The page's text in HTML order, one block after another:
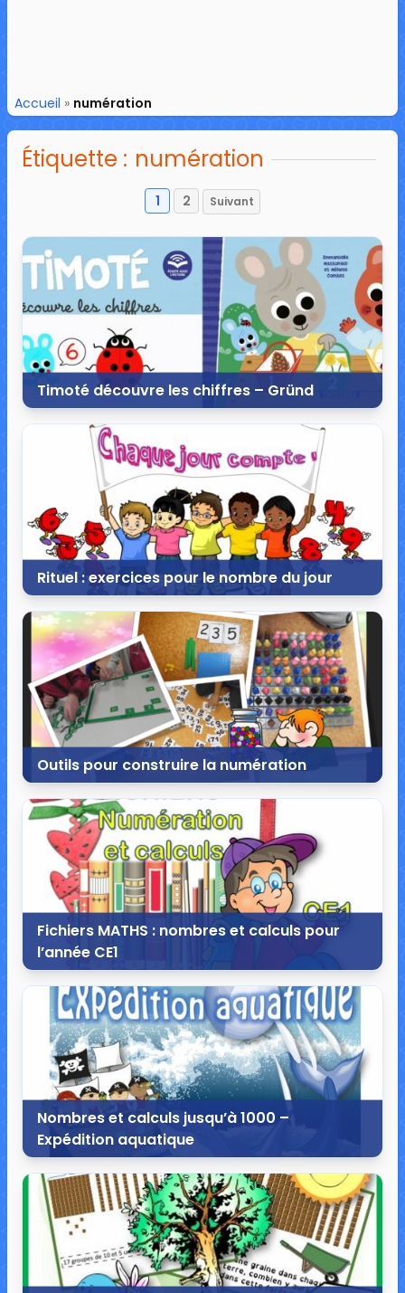
Accueil » numération
Étiquette : numération
Pagination
des
publications
1 2 Suivant
Timoté découvre les chiffres – Gründ
15 septembre 2022
0 commentaire
1 785 vues
Rituel : exercices pour le nombre du jour
2 novembre 2016
36 commentaires
116 392 vues
Outils pour construire la numération
23 juillet 2016
12 commentaires
Fichiers MATHS : nombres et calculs pour
l’année CE1
4 août 2015
6 commentaires
35 803 vues
Nombres et calculs jusqu’à 1000 –
Expédition aquatique
12 avril 2015
7 commentaires
21 191 vues